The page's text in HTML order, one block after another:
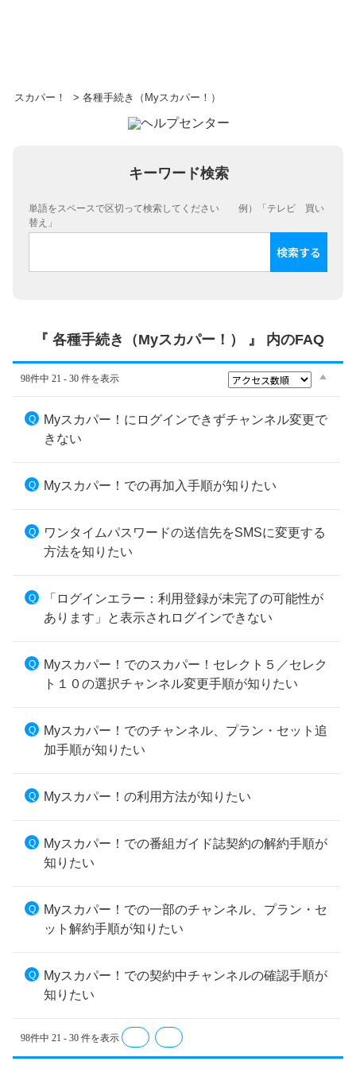
スカパー！ > 各種手続き（Myスカパー！）
キーワード検索
単語をスペースで区切って検索してください 例）「テレビ 買い
替え」
『 各種手続き（Myスカパー！） 』 内のFAQ
98件中 21 - 30 件を表示
Myスカパー！にログインできずチャンネル変更で
きない
Myスカパー！での再加入手順が知りたい
ワンタイムパスワードの送信先をSMSに変更する
方法を知りたい
「ログインエラー：利用登録が未完了の可能性が
あります」と表示されログインできない
Myスカパー！でのスカパー！セレクト５／セレク
ト１０の選択チャンネル変更手順が知りたい
Myスカパー！でのチャンネル、プラン・セット追
加手順が知りたい
Myスカパー！の利用方法が知りたい
Myスカパー！での番組ガイド誌契約の解約手順が
知りたい
Myスカパー！での一部のチャンネル、プラン・セ
ット解約手順が知りたい
Myスカパー！での契約中チャンネルの確認手順が
知りたい
98件中 21 - 30 件を表示